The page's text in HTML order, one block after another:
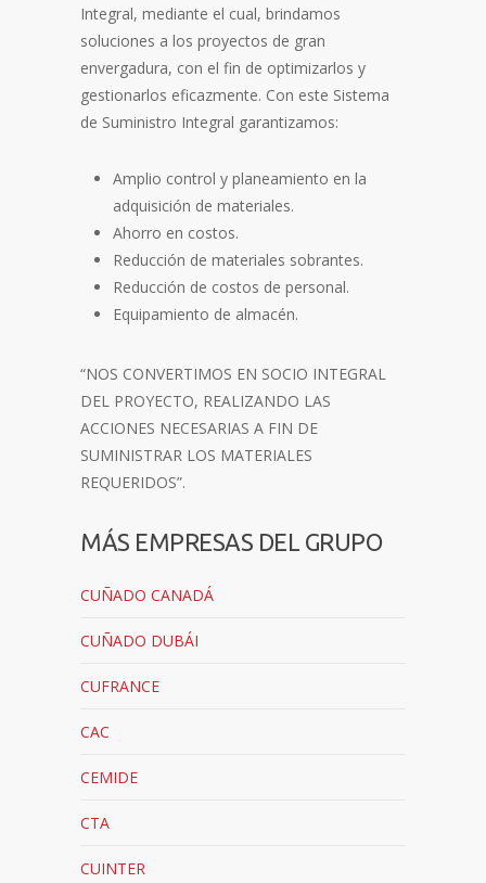
Integral, mediante el cual, brindamos
soluciones a los proyectos de gran
envergadura, con el fin de optimizarlos y
gestionarlos eficazmente. Con este Sistema
de Suministro Integral garantizamos:
Amplio control y planeamiento en la
adquisición de materiales.
Ahorro en costos.
Reducción de materiales sobrantes.
Reducción de costos de personal.
Equipamiento de almacén.
“NOS CONVERTIMOS EN SOCIO INTEGRAL
DEL PROYECTO, REALIZANDO LAS
ACCIONES NECESARIAS A FIN DE
SUMINISTRAR LOS MATERIALES
REQUERIDOS”.
MÁS EMPRESAS DEL GRUPO
CUÑADO CANADÁ
CUÑADO DUBÁI
CUFRANCE
CAC
CEMIDE
CTA
CUINTER